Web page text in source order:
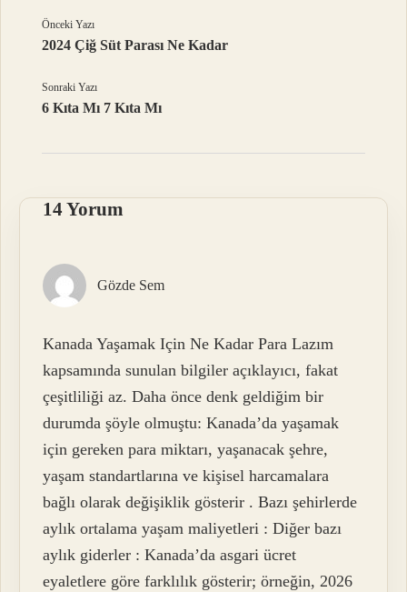
Önceki Yazı
2024 Çiğ Süt Parası Ne Kadar
Sonraki Yazı
6 Kıta Mı 7 Kıta Mı
14 Yorum
Gözde Sem
Kanada Yaşamak Için Ne Kadar Para Lazım
kapsamında sunulan bilgiler açıklayıcı, fakat
çeşitliliği az. Daha önce denk geldiğim bir
durumda şöyle olmuştu: Kanada’da yaşamak
için gereken para miktarı, yaşanacak şehre,
yaşam standartlarına ve kişisel harcamalara
bağlı olarak değişiklik gösterir . Bazı şehirlerde
aylık ortalama yaşam maliyetleri : Diğer bazı
aylık giderler : Kanada’da asgari ücret
eyaletlere göre farklılık gösterir; örneğin, 2026